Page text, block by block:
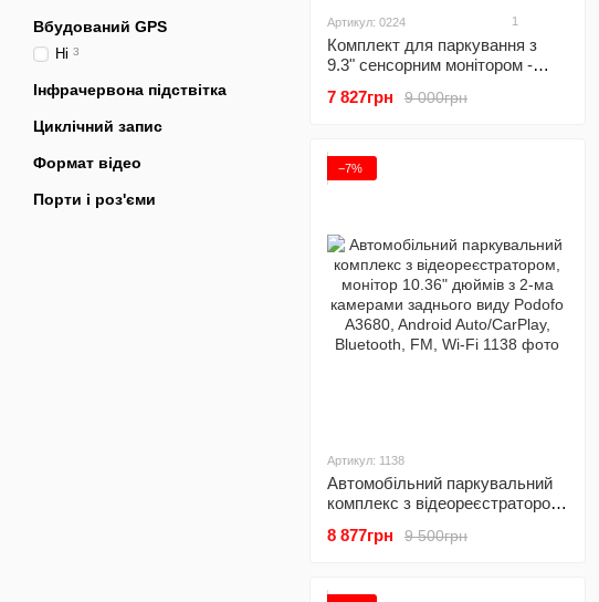
Артикул: 0224 1
Комплект для паркування з
9.3" сенсорним монітором -
заднього огляду Podofo A3073,
9 000грн
7 827грн
−7%
Артикул: 1138
Автомобільний паркувальний
комплекс з відеореєстратором,
камерами заднього виду
9 500грн
8 877грн
Вбудований GPS
Ні 3
Інфрачервона підствітка
Циклічний запис
Формат відео
Порти і роз'єми